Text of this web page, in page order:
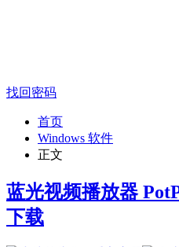
找回密码
首页
Windows 软件
正文
蓝光视频播放器
下载